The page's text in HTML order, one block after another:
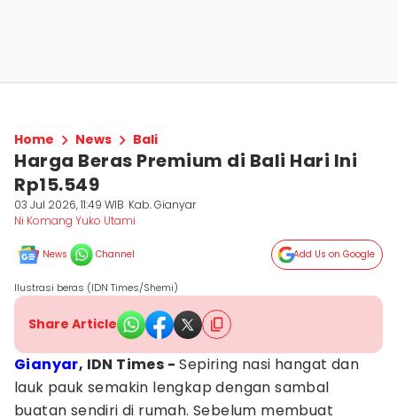
Home News Bali
Harga Beras Premium di Bali Hari Ini
Rp15.549
03 Jul 2026, 11:49 WIB Kab. Gianyar
Ni Komang Yuko Utami
News Channel Add Us on Google
Ilustrasi beras (IDN Times/Shemi)
Share Article
Gianyar, IDN Times - Sepiring nasi hangat dan
lauk pauk semakin lengkap dengan sambal
buatan sendiri di rumah. Sebelum membuat